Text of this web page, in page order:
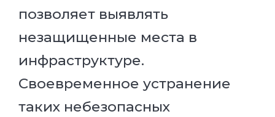
позволяет выявлять
незащищенные места в
инфраструктуре.
Своевременное устранение
таких небезопасных